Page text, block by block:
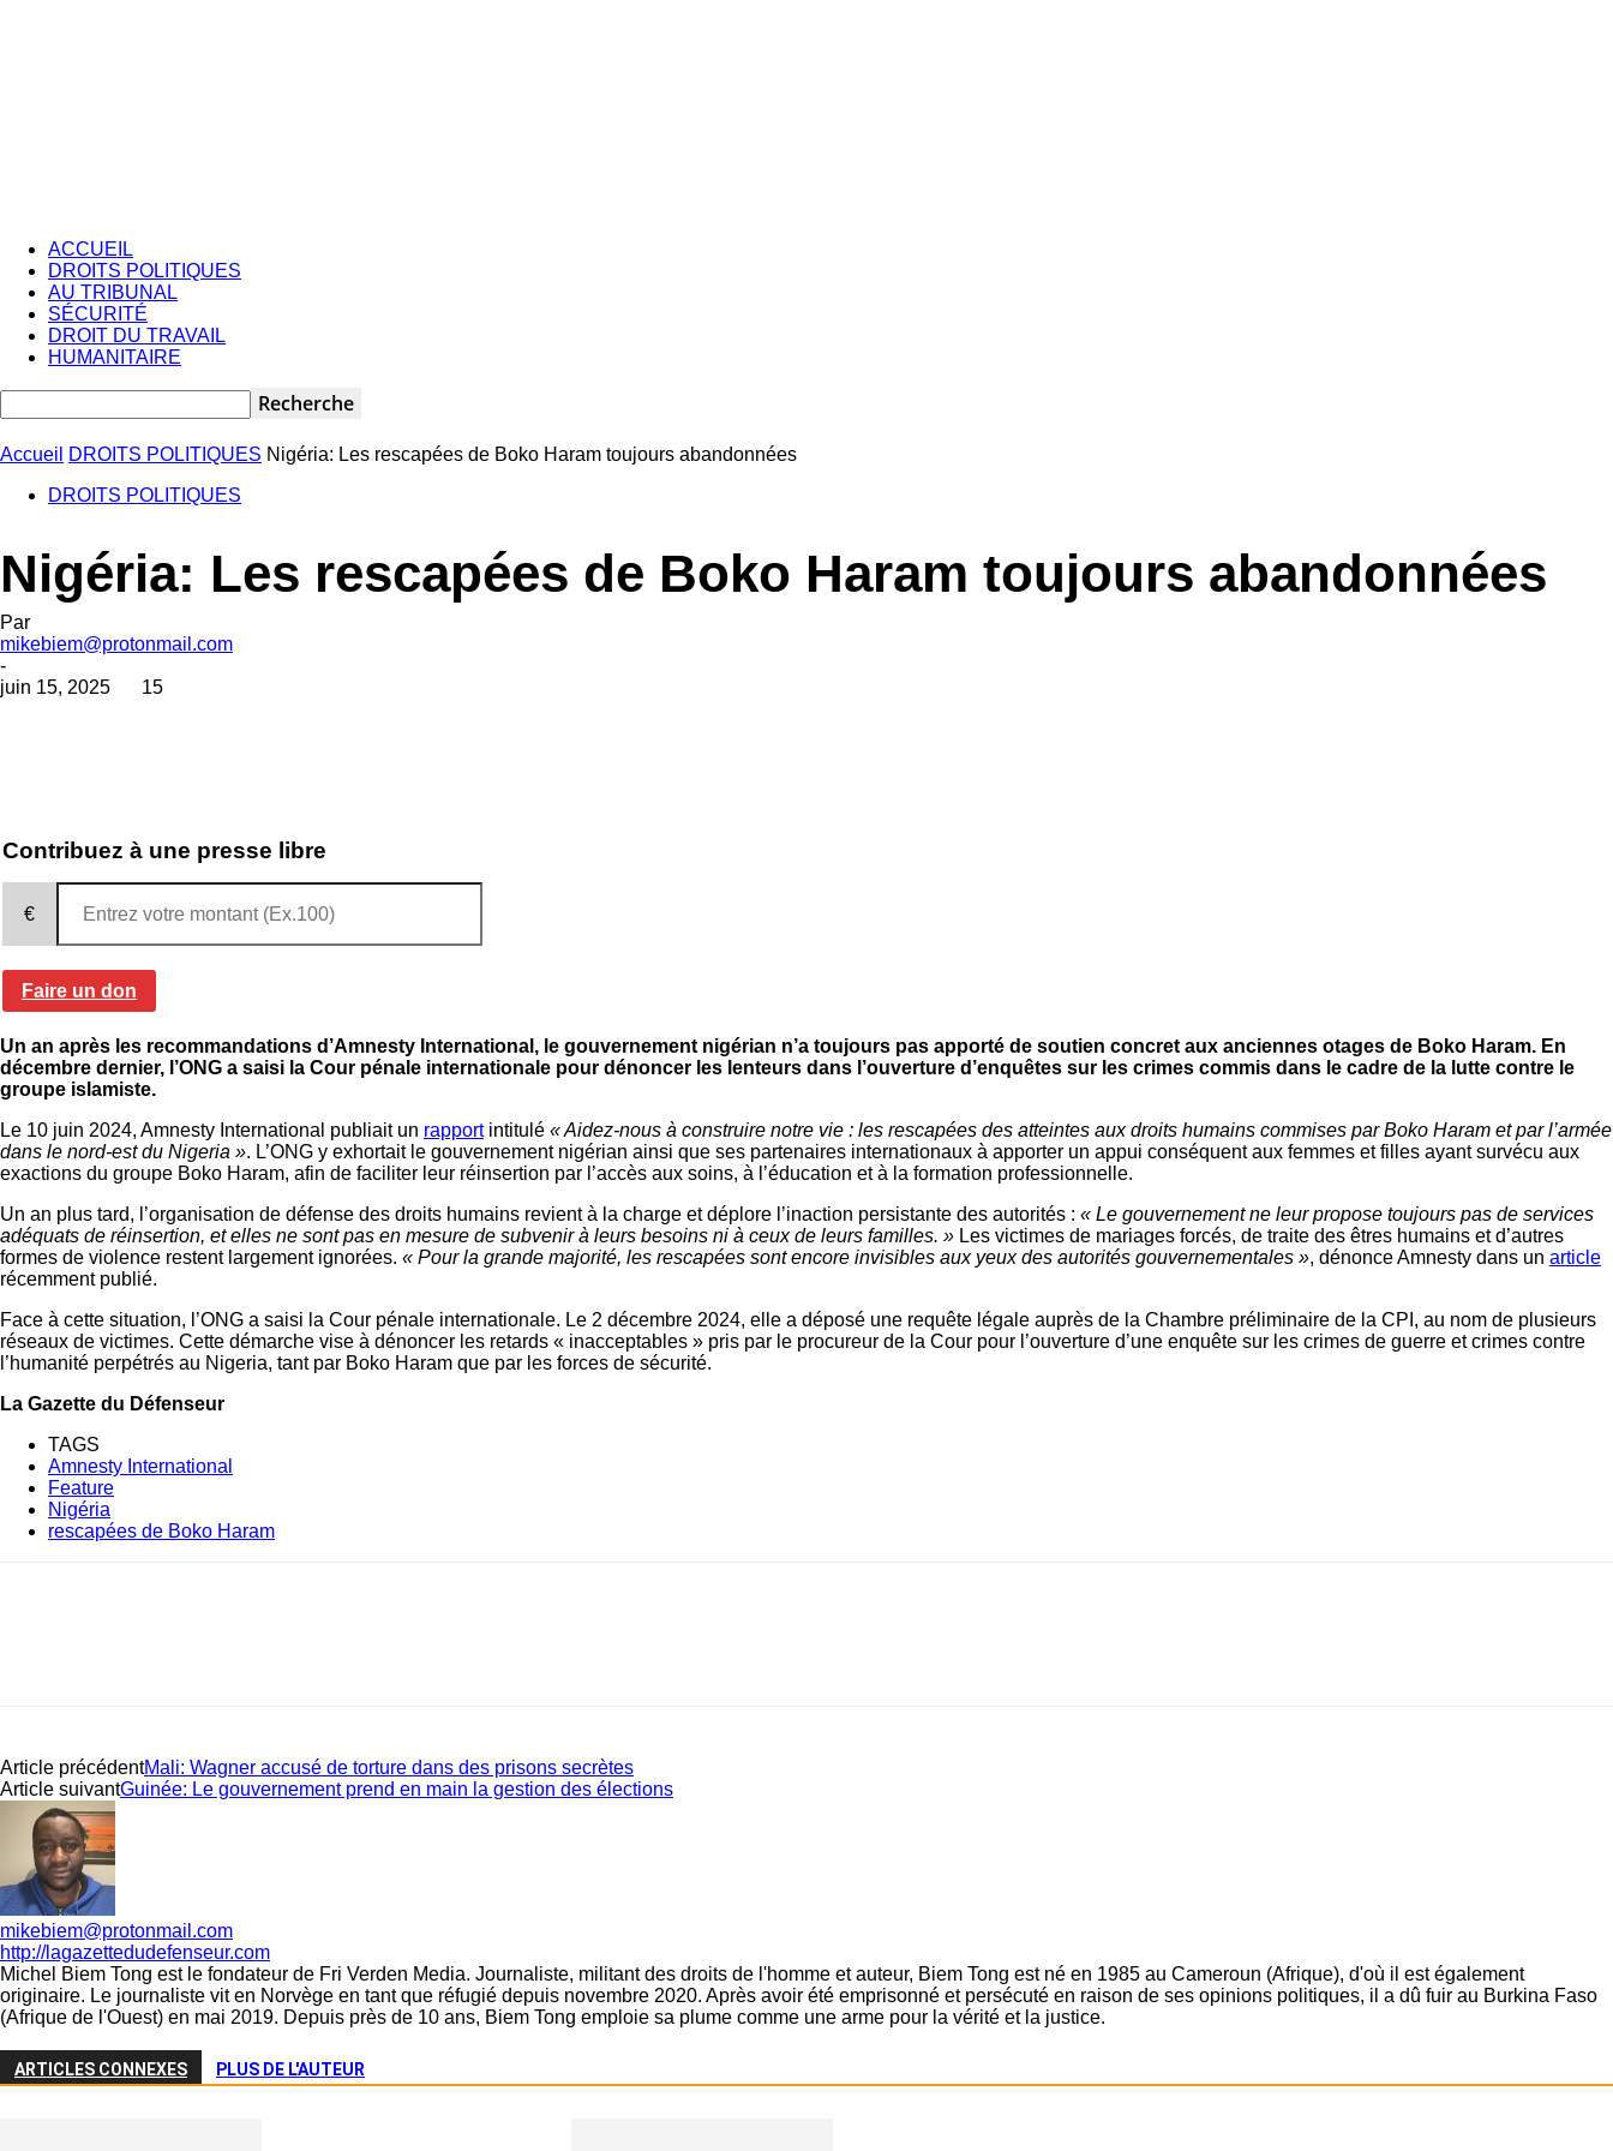
ACCUEIL
DROITS POLITIQUES
AU TRIBUNAL
SÉCURITÉ
DROIT DU TRAVAIL
HUMANITAIRE
Accueil DROITS POLITIQUES Nigéria: Les rescapées de Boko Haram toujours abandonnées
DROITS POLITIQUES
Nigéria: Les rescapées de Boko Haram toujours abandonnées
Par
mikebiem@protonmail.com
-
juin 15, 2025
15
Contribuez à une presse libre
€
Faire un don
Un an après les recommandations d’Amnesty International, le gouvernement nigérian n’a toujours pas apporté de soutien concret aux anciennes otages de Boko Haram. En
décembre dernier, l’ONG a saisi la Cour pénale internationale pour dénoncer les lenteurs dans l’ouverture d’enquêtes sur les crimes commis dans le cadre de la lutte contre le
groupe islamiste.
Le 10 juin 2024, Amnesty International publiait un rapportintitulé « Aidez-nous à construire notre vie : les rescapées des atteintes aux droits humains commises par Boko Haram et par l’armée
dans le nord-est du Nigeria ». L’ONG y exhortait le gouvernement nigérian ainsi que ses partenaires internationaux à apporter un appui conséquent aux femmes et filles ayant survécu aux
exactions du groupe Boko Haram, afin de faciliter leur réinsertion par l’accès aux soins, à l’éducation et à la formation professionnelle.
Un an plus tard, l’organisation de défense des droits humains revient à la charge et déplore l’inaction persistante des autorités : « Le gouvernement ne leur propose toujours pas de services
adéquats de réinsertion, et elles ne sont pas en mesure de subvenir à leurs besoins ni à ceux de leurs familles. » Les victimes de mariages forcés, de traite des êtres humains et d’autres
formes de violence restent largement ignorées. « Pour la grande majorité, les rescapées sont encore invisibles aux yeux des autorités gouvernementales », dénonce Amnesty dans un article
récemment publié.
Face à cette situation, l’ONG a saisi la Cour pénale internationale. Le 2 décembre 2024, elle a déposé une requête légale auprès de la Chambre préliminaire de la CPI, au nom de plusieurs
réseaux de victimes. Cette démarche vise à dénoncer les retards « inacceptables » pris par le procureur de la Cour pour l’ouverture d’une enquête sur les crimes de guerre et crimes contre
l’humanité perpétrés au Nigeria, tant par Boko Haram que par les forces de sécurité.
La Gazette du Défenseur
TAGS
Amnesty International
Feature
Nigéria
rescapées de Boko Haram
Article précédentMali: Wagner accusé de torture dans des prisons secrètes
Article suivantGuinée: Le gouvernement prend en main la gestion des élections
mikebiem@protonmail.com
http://lagazettedudefenseur.com
Michel Biem Tong est le fondateur de Fri Verden Media. Journaliste, militant des droits de l'homme et auteur, Biem Tong est né en 1985 au Cameroun (Afrique), d'où il est également
originaire. Le journaliste vit en Norvège en tant que réfugié depuis novembre 2020. Après avoir été emprisonné et persécuté en raison de ses opinions politiques, il a dû fuir au Burkina Faso
(Afrique de l'Ouest) en mai 2019. Depuis près de 10 ans, Biem Tong emploie sa plume comme une arme pour la vérité et la justice.
ARTICLES CONNEXES PLUS DE L'AUTEUR